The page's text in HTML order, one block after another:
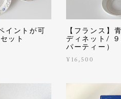
イントが可
ット
【フランス】
ディネット/
パーティー）
¥16,500